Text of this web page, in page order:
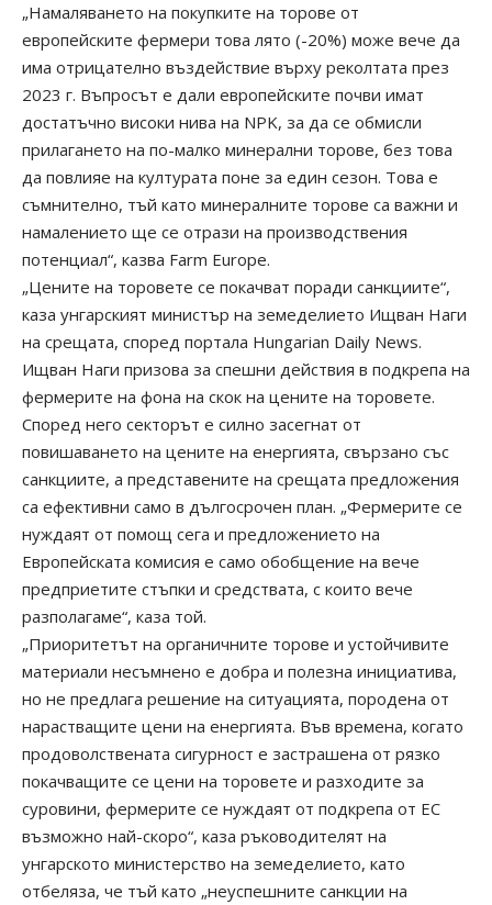
„Намаляването на покупките на торове от
европейските фермери това лято (-20%) може вече да
има отрицателно въздействие върху реколтата през
2023 г. Въпросът е дали европейските почви имат
достатъчно високи нива на NPK, за да се обмисли
прилагането на по-малко минерални торове, без това
да повлияе на културата поне за един сезон. Това е
съмнително, тъй като минералните торове са важни и
намалението ще се отрази на производствения
потенциал“, казва Farm Europe.
„Цените на торовете се покачват поради санкциите“,
каза унгарският министър на земеделието Ищван Наги
на срещата, според портала Hungarian Daily News.
Ищван Наги призова за спешни действия в подкрепа на
фермерите на фона на скок на цените на торовете.
Според него секторът е силно засегнат от
повишаването на цените на енергията, свързано със
санкциите, а представените на срещата предложения
са ефективни само в дългосрочен план. „Фермерите се
нуждаят от помощ сега и предложението на
Европейската комисия е само обобщение на вече
предприетите стъпки и средствата, с които вече
разполагаме“, каза той.
„Приоритетът на органичните торове и устойчивите
материали несъмнено е добра и полезна инициатива,
но не предлага решение на ситуацията, породена от
нарастващите цени на енергията. Във времена, когато
продоволствената сигурност е застрашена от рязко
покачващите се цени на торовете и разходите за
суровини, фермерите се нуждаят от подкрепа от ЕС
възможно най-скоро“, каза ръководителят на
унгарското министерство на земеделието, като
отбеляза, че тъй като „неуспешните санкции на